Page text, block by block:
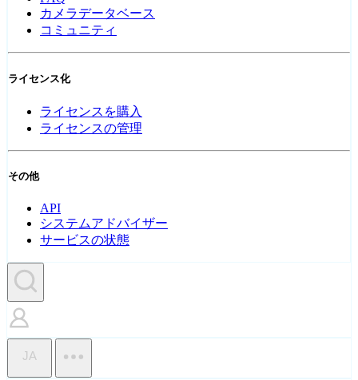
カメラデータベース
コミュニティ
ライセンス化
ライセンスを購入
ライセンスの管理
その他
API
システムアドバイザー
サービスの状態
JA